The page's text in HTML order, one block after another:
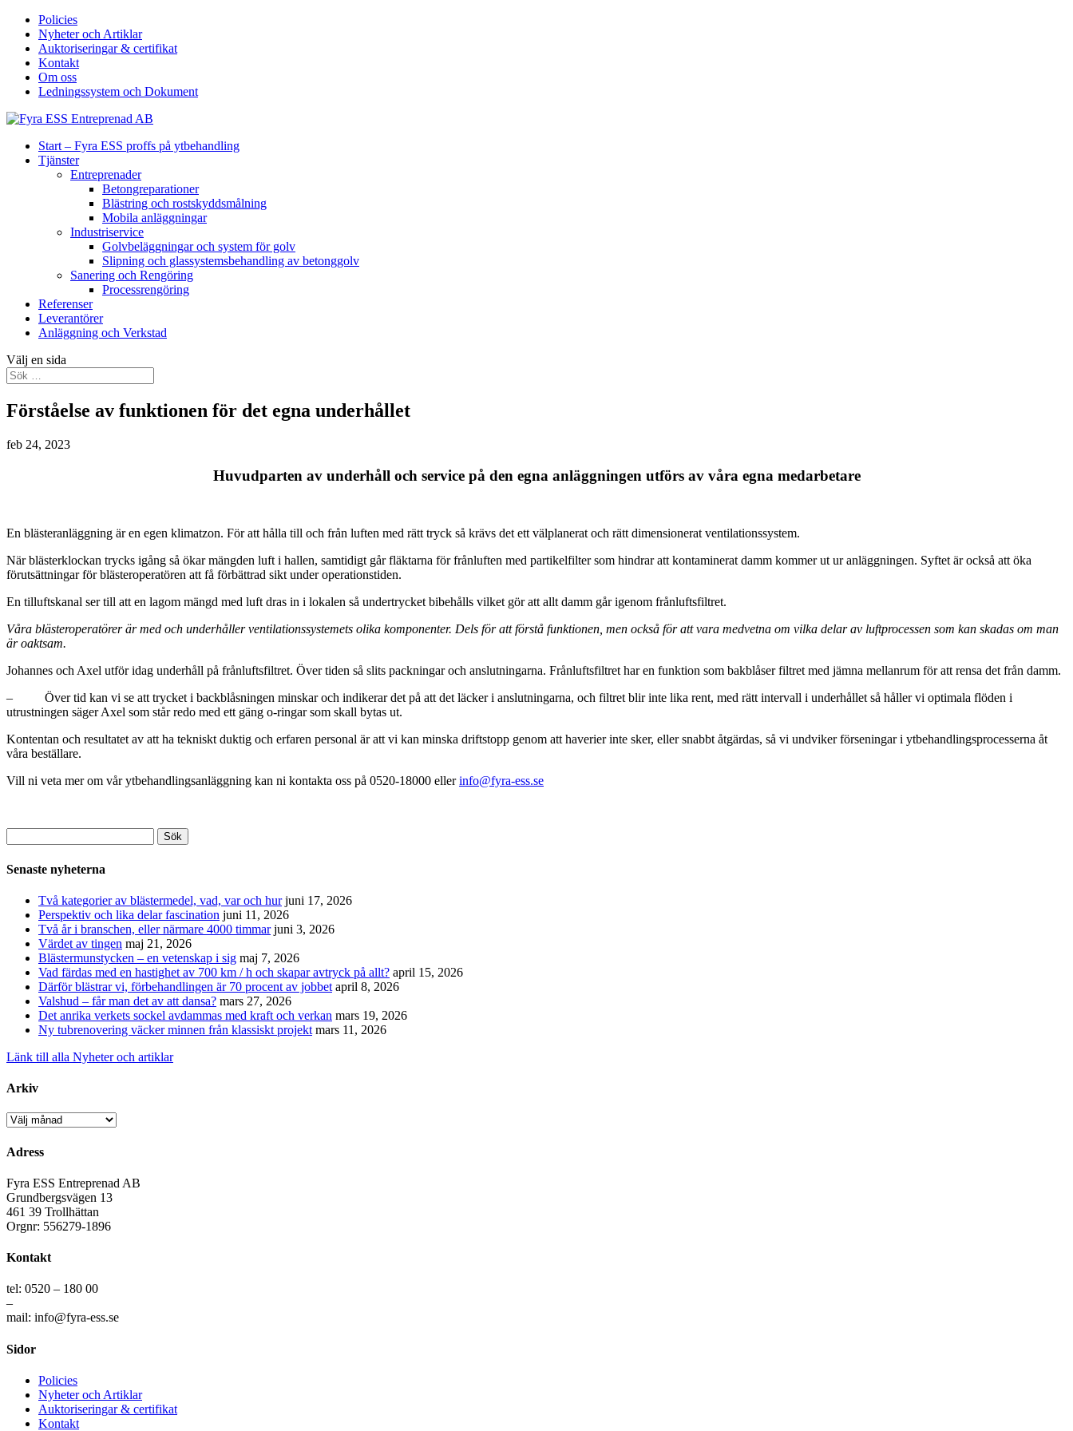
Policies
Nyheter och Artiklar
Auktoriseringar & certifikat
Kontakt
Om oss
Ledningssystem och Dokument
Start – Fyra ESS proffs på ytbehandling
Tjänster
Entreprenader
Betongreparationer
Blästring och rostskyddsmålning
Mobila anläggningar
Industriservice
Golvbeläggningar och system för golv
Slipning och glassystemsbehandling av betonggolv
Sanering och Rengöring
Processrengöring
Referenser
Leverantörer
Anläggning och Verkstad
Välj en sida
Förståelse av funktionen för det egna underhållet
feb 24, 2023
Huvudparten av underhåll och service på den egna anläggningen utförs av våra egna medarbetare
En blästeranläggning är en egen klimatzon. För att hålla till och från luften med rätt tryck så krävs det ett välplanerat och rätt dimensionerat ventilationssystem.
När blästerklockan trycks igång så ökar mängden luft i hallen, samtidigt går fläktarna för frånluften med partikelfilter som hindrar att kontaminerat damm kommer ut ur anläggningen. Syftet är också att öka
förutsättningar för blästeroperatören att få förbättrad sikt under operationstiden.
En tilluftskanal ser till att en lagom mängd med luft dras in i lokalen så undertrycket bibehålls vilket gör att allt damm går igenom frånluftsfiltret.
Våra blästeroperatörer är med och underhåller ventilationssystemets olika komponenter. Dels för att förstå funktionen, men också för att vara medvetna om vilka delar av luftprocessen som kan skadas om man
är oaktsam.
Johannes och Axel utför idag underhåll på frånluftsfiltret. Över tiden så slits packningar och anslutningarna. Frånluftsfiltret har en funktion som bakblåser filtret med jämna mellanrum för att rensa det från damm.
– Över tid kan vi se att trycket i backblåsningen minskar och indikerar det på att det läcker i anslutningarna, och filtret blir inte lika rent, med rätt intervall i underhållet så håller vi optimala flöden i
utrustningen säger Axel som står redo med ett gäng o-ringar som skall bytas ut.
Kontentan och resultatet av att ha tekniskt duktig och erfaren personal är att vi kan minska driftstopp genom att haverier inte sker, eller snabbt åtgärdas, så vi undviker förseningar i ytbehandlingsprocesserna åt
våra beställare.
Vill ni veta mer om vår ytbehandlingsanläggning kan ni kontakta oss på 0520-18000 ellerinfo@fyra-ess.se
efter:
Senaste nyheterna
Två kategorier av blästermedel, vad, var och hur juni 17, 2026
Perspektiv och lika delar fascination juni 11, 2026
Två år i branschen, eller närmare 4000 timmar juni 3, 2026
Värdet av tingen maj 21, 2026
Blästermunstycken – en vetenskap i sig maj 7, 2026
Vad färdas med en hastighet av 700 km / h och skapar avtryck på allt? april 15, 2026
Därför blästrar vi, förbehandlingen är 70 procent av jobbet april 8, 2026
Valshud – får man det av att dansa? mars 27, 2026
Det anrika verkets sockel avdammas med kraft och verkan mars 19, 2026
Ny tubrenovering väcker minnen från klassiskt projekt mars 11, 2026
Länk till alla Nyheter och artiklar
Arkiv
Arkiv
Adress
Fyra ESS Entreprenad AB
Grundbergsvägen 13
461 39 Trollhättan
Orgnr: 556279-1896
Kontakt
tel: 0520 – 180 00
–
mail: info@fyra-ess.se
Sidor
Policies
Nyheter och Artiklar
Auktoriseringar & certifikat
Kontakt